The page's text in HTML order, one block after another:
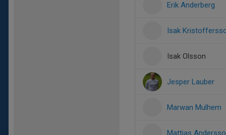
Erik Anderberg
Isak
Isak Olsson
Jesper Lauber
Marwan Mulhem
Mattias